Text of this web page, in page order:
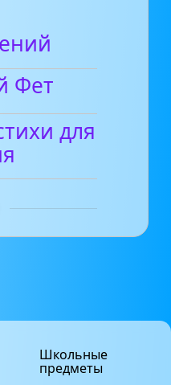
Фет
для
Школьные
предметы